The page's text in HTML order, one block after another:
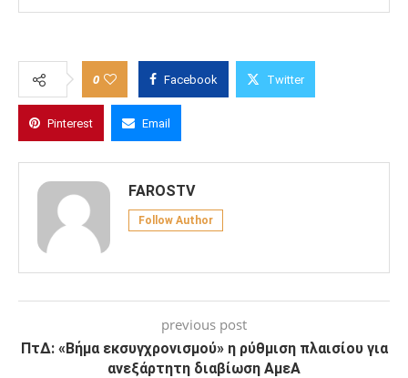
0 Facebook Twitter
Pinterest Email
FAROSTV
Follow Author
previous post
ΠτΔ: «Βήμα εκσυγχρονισμού» η ρύθμιση πλαισίου για
ανεξάρτητη διαβίωση ΑμεΑ